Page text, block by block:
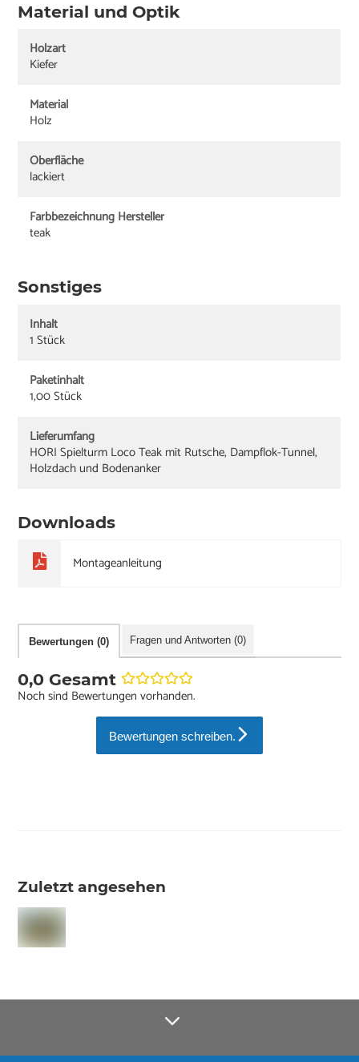
Material und Optik
Holzart
Kiefer
Material
Holz
Oberfläche
lackiert
Farbbezeichnung Hersteller
teak
Sonstiges
Inhalt
1 Stück
Paketinhalt
1,00 Stück
Lieferumfang
HORI Spielturm Loco Teak mit Rutsche, Dampflok-Tunnel,
Holzdach und Bodenanker
Downloads
Montageanleitung
Bewertungen (0) Fragen und Antworten (0)
0,0 Gesamt
Noch sind Bewertungen vorhanden.
Bewertungen schreiben.
Zuletzt angesehen